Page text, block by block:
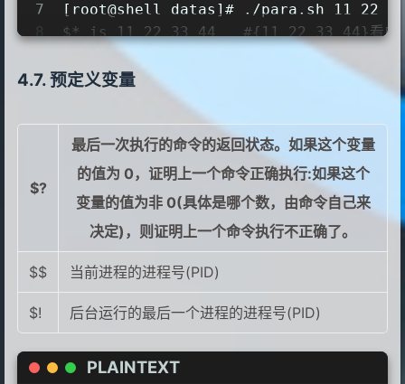
7
8
10
12
15
19
20
22
23
[root@shell datas]# ./para.sh 11 22
$* is 11 22 33 44   #{11 22 33 44}看成
$@ is 11 22 33 44
$# is 4             #个数
[root@shell datas]# vi para2.sh
#!/bin/bash
#for循环，有多少次出现多少次
for i in  "$*"
      do
        echo $i
echo "------------------"
for y in  "$@"
         echo $y
      done
预定义变量
$?
最后一次执行的命令的返回状态。如果这个变量
的值为 0，证明上一个命令正确执行:如果这个
变量的值为非 0(具体是哪个数，由命令自己来
决定)，则证明上一个命令执行不正确了。
$$ 当前进程的进程号(PID)
$! 后台运行的最后一个进程的进程号(PID)
PLAINTEXT